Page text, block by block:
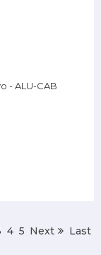
- ALU-CAB
4 5 Next Last